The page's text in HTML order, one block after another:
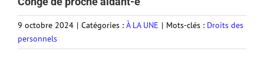
9 octobre 2024 | Catégories : À LA UNE | Mots-clés : Droits des
personnels